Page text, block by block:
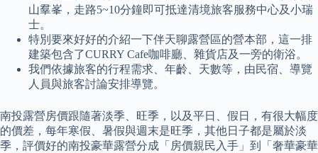
山羣峯，走路5~10分鐘即可抵達清境旅客服務中心及小瑞
士。
特別要來好好的介紹一下伴天聊露營區的營本部，這一排
建築包含了CURRY Cafe咖啡廳、雜貨店及一旁的衛浴。
我們依據旅客的行程需求、年齡、天數等，由民宿、導覽
人員與旅客討論安排導覽。
南投露營房價跟隨著淡季、旺季，以及平日、假日，有很大幅度
的價差，每年寒假、暑假與週末是旺季，其他日子都是屬於淡
季，評價好的南投豪華露營分成「房價親民入手」到「奢華豪華